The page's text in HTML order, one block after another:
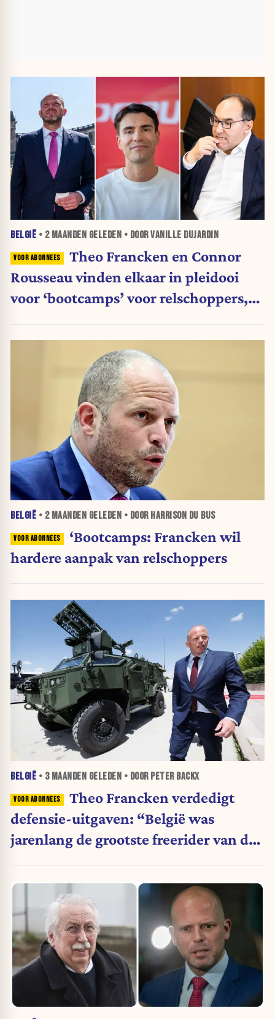
BELGIË • 2 MAANDEN GELEDEN • DOOR VANILLE DUJARDIN
Theo Francken en Connor
Rousseau vinden elkaar in pleidooi
voor ‘bootcamps’ voor relschoppers,
BELGIË • 2 MAANDEN GELEDEN • DOOR HARRISON DU BUS
‘Bootcamps: Francken wil
hardere aanpak van relschoppers
BELGIË • 3 MAANDEN GELEDEN • DOOR PETER BACKX
Theo Francken verdedigt
defensie-uitgaven: “België was
jarenlang de grootste freerider van de